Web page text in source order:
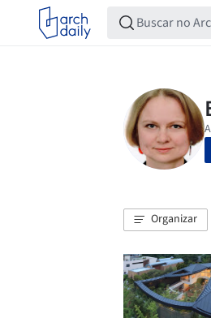
Organizar